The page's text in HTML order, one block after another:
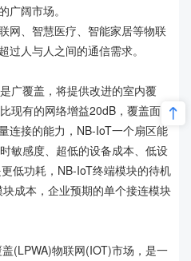
广阔市场。
、智慧医疗、智能家居等物联
过人与人之间的通信需求。
覆盖，将提供改进的室内覆
现有的网络增益20dB，覆盖面
连接的能力，NB-IoT一个扇区能
敏感度、超低的设备成本、低设
低功耗，NB-IoT终端模块的待机
成本，企业预期的单个接连模块
物联网(IOT)市场，是一